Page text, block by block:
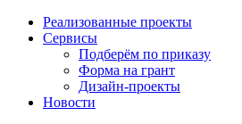
Реализованные проекты
Сервисы
Подберём по приказу
Форма на грант
Дизайн-проекты
Новости